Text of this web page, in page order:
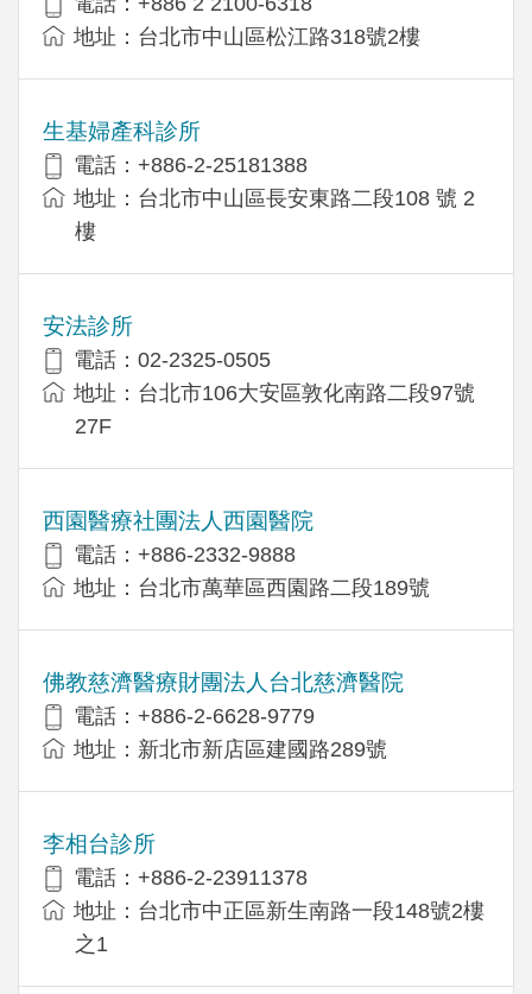
地址：台北市中山區松江路318號2樓
生基婦產科診所
電話：+886-2-25181388
地址：台北市中山區長安東路二段108 號 2
樓
安法診所
電話：02-2325-0505
地址：台北市106大安區敦化南路二段97號
27F
西園醫療社團法人西園醫院
電話：+886-2332-9888
地址：台北市萬華區西園路二段189號
佛教慈濟醫療財團法人台北慈濟醫院
電話：+886-2-6628-9779
地址：新北市新店區建國路289號
李相台診所
電話：+886-2-23911378
地址：台北市中正區新生南路一段148號2樓
之1